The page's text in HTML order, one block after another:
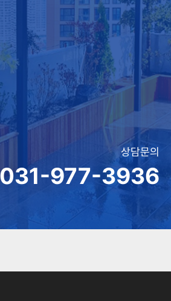
상담문의
031-977-3936